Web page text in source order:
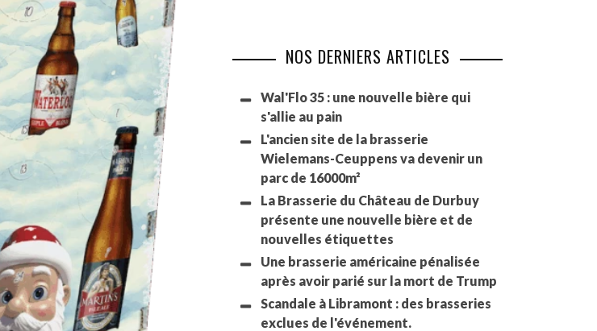
HÉLÈNE SPITAELS
AGALMA PADAW0NE
JEREMY KUPROWSKI
FLORENCE CONSTANTIN
NOS DERNIERS ARTICLES
Wal'Flo 35 : une nouvelle bière qui
s'allie au pain
L'ancien site de la brasserie
Wielemans-Ceuppens va devenir un
parc de 16000m²
La Brasserie du Château de Durbuy
présente une nouvelle bière et de
nouvelles étiquettes
Une brasserie américaine pénalisée
après avoir parié sur la mort de Trump
Scandale à Libramont : des brasseries
exclues de l'événement.